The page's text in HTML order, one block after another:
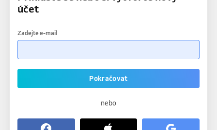
účet
Zadejte e-mail
Pokračovat
nebo